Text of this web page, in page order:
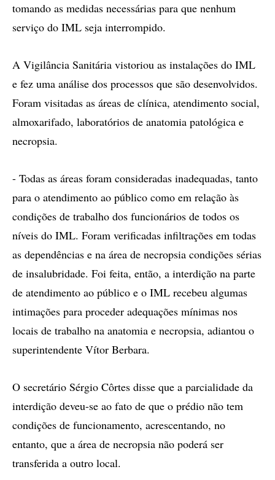
tomando as medidas necessárias para que nenhum
serviço do IML seja interrompido.
A Vigilância Sanitária vistoriou as instalações do IML
e fez uma análise dos processos que são desenvolvidos.
Foram visitadas as áreas de clínica, atendimento social,
almoxarifado, laboratórios de anatomia patológica e
necropsia.
- Todas as áreas foram consideradas inadequadas, tanto
para o atendimento ao público como em relação às
condições de trabalho dos funcionários de todos os
níveis do IML. Foram verificadas infiltrações em todas
as dependências e na área de necropsia condições sérias
de insalubridade. Foi feita, então, a interdição na parte
de atendimento ao público e o IML recebeu algumas
intimações para proceder adequações mínimas nos
locais de trabalho na anatomia e necropsia, adiantou o
superintendente Vítor Berbara.
O secretário Sérgio Côrtes disse que a parcialidade da
interdição deveu-se ao fato de que o prédio não tem
condições de funcionamento, acrescentando, no
entanto, que a área de necropsia não poderá ser
transferida a outro local.